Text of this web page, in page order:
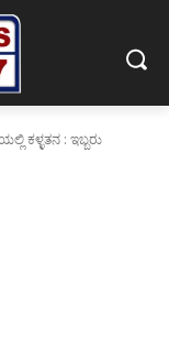
ಕಳ್ಳತನ : ಇಬ್ಬರು